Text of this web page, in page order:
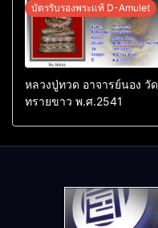
บัตรรับรองพระแท้ D-Amulet
หลวงปู่ทวด อาจารย์นอง วัด
ทรายขาว พ.ศ.2541